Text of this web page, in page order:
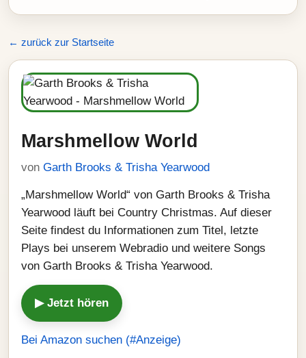
← zurück zur Startseite
Marshmellow World
von Garth Brooks & Trisha Yearwood
„Marshmellow World“ von Garth Brooks & Trisha
Yearwood läuft bei Country Christmas. Auf dieser
Seite findest du Informationen zum Titel, letzte
Plays bei unserem Webradio und weitere Songs
von Garth Brooks & Trisha Yearwood.
▶ Jetzt hören
Bei Amazon suchen (#Anzeige)